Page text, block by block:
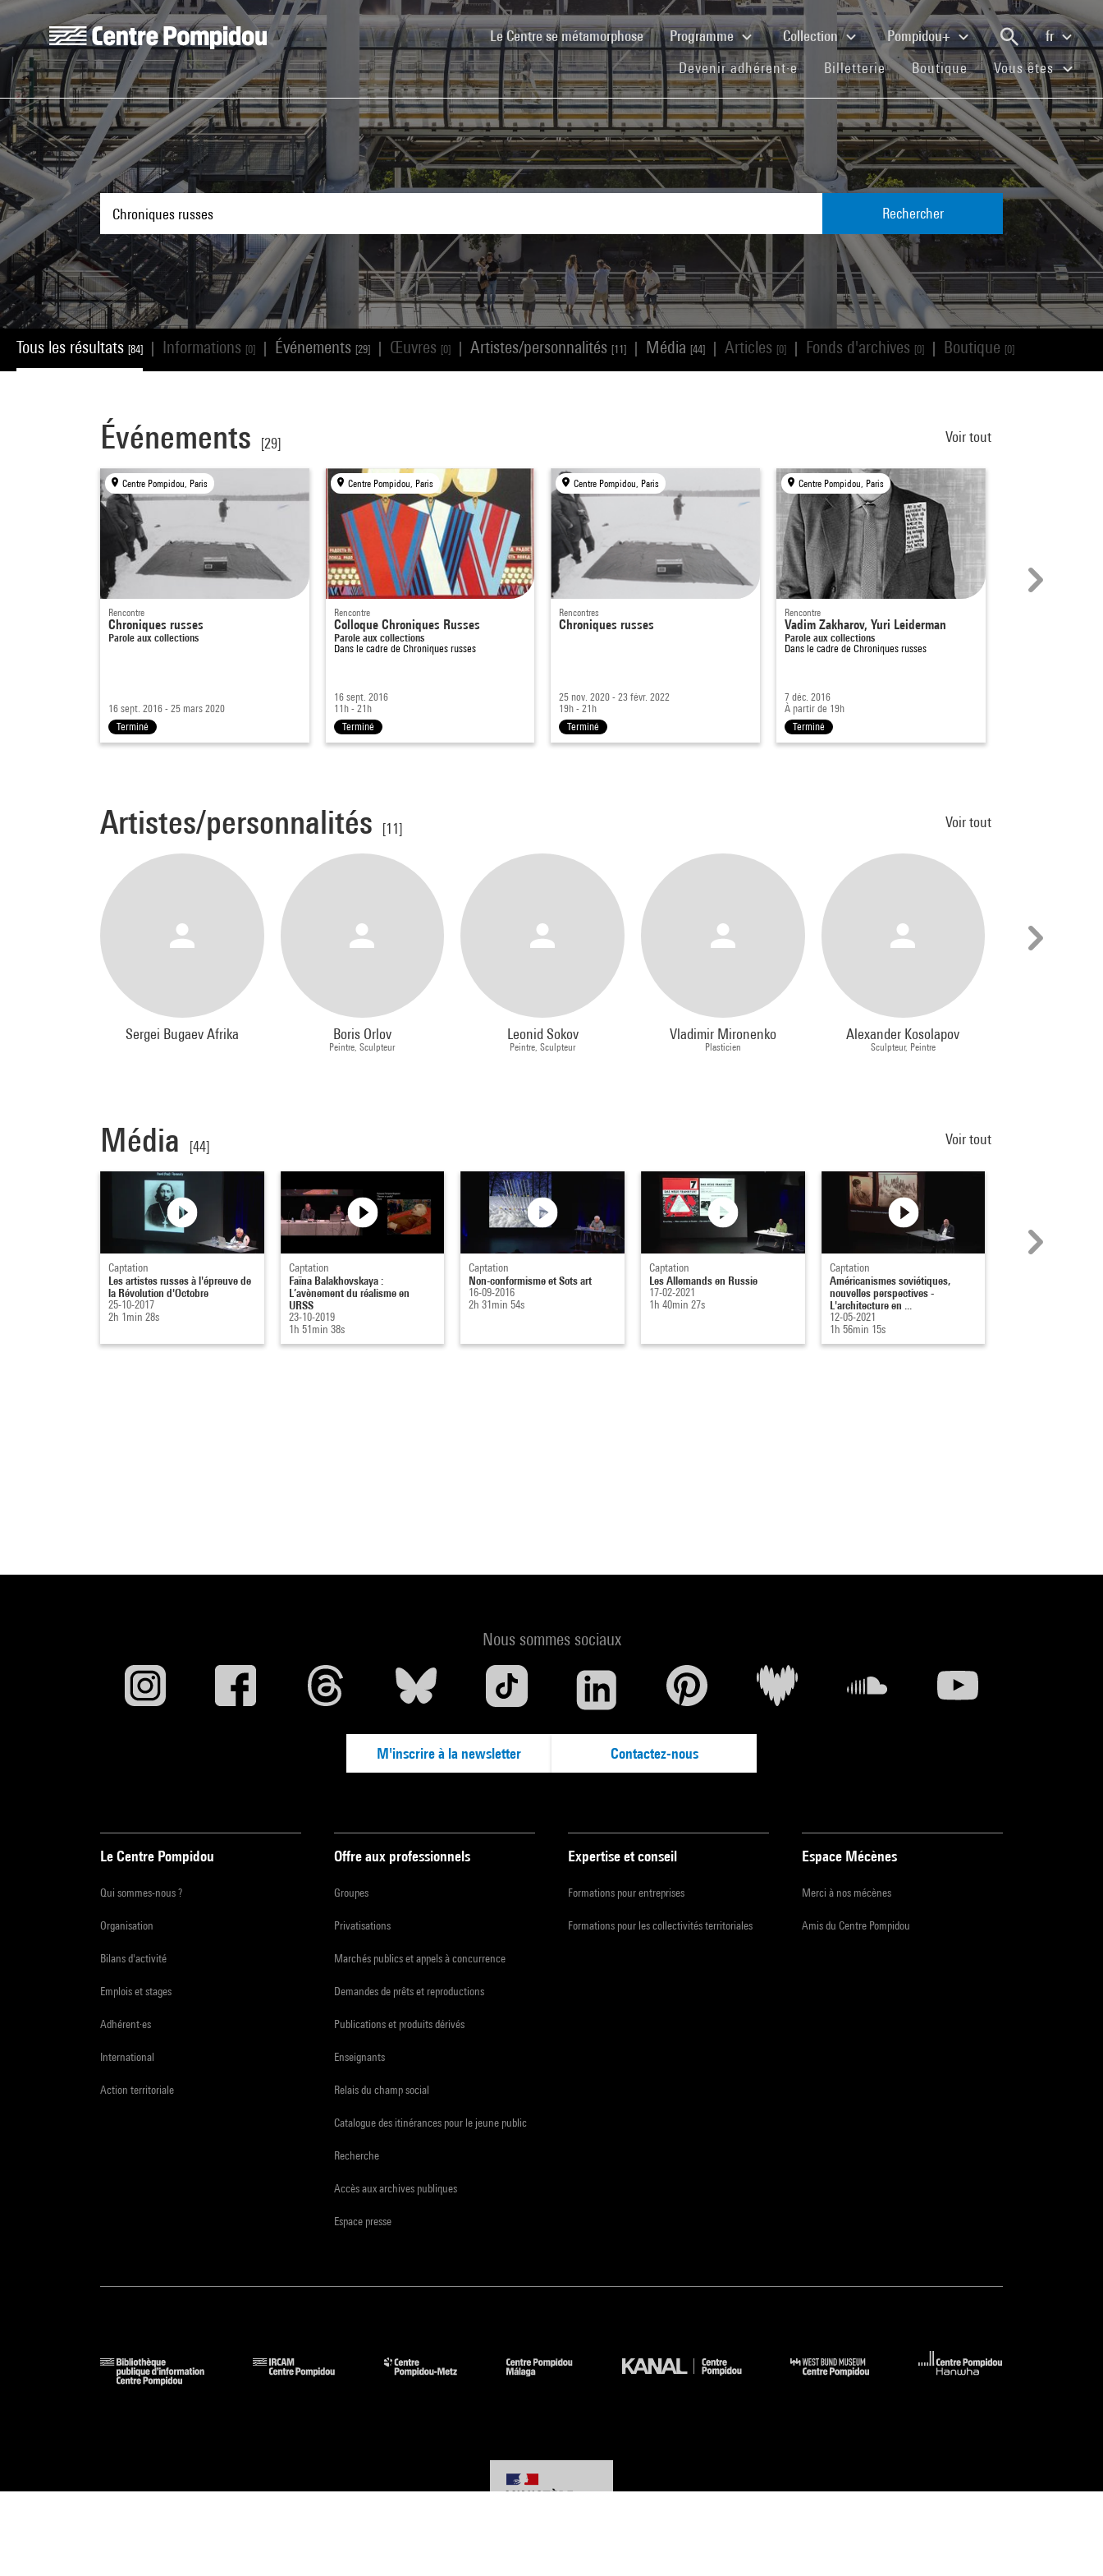
Aller au contenu principal
Centre Pompidou
Le Centre se métamorphose(current)Programme Collection Pompidou+
fr
Devenir adhérent·e(current)Billetterie(current)Boutique(current)Vous êtes
Rechercher
Tous les résultats [84] Informations [0] Événements [29] Œuvres [0] Artistes/personnalités [11] Média [44] Articles [0] Fonds d'archives [0] Boutique [0]
Événements [29] Voir tout
Centre Pompidou, Paris
Rencontre
Chroniques russes
Parole aux collections
16 sept. 2016 - 25 mars 2020
Terminé
Centre Pompidou, Paris
Rencontre
Colloque Chroniques Russes
Parole aux collections
Dans le cadre de Chroniques russes
16 sept. 2016
11h - 21h
Terminé
Centre Pompidou, Paris
Rencontres
Chroniques russes
25 nov. 2020 - 23 févr. 2022
19h - 21h
Terminé
Centre Pompidou, Paris
Rencontre
Vadim Zakharov, Yuri Leiderman
Parole aux collections
Dans le cadre deChroniques russes
7 déc. 2016
À partir de 19h
Terminé
Artistes/personnalités [11] Voir tout
Sergei Bugaev Afrika Boris Orlov
Peintre, Sculpteur
Leonid Sokov
Peintre, Sculpteur
Vladimir Mironenko
Plasticien
Alexander Kosolapov
Sculpteur, Peintre
Média [44] Voir tout
Captation
Les artistes russes à l'épreuve de
la Révolution d'Octobre
25-10-2017
2h 1min 28s
Captation
Faïna Balakhovskaya :
L’avènement du réalisme en
URSS
23-10-2019
1h 51min 38s
Captation
Non-conformisme et Sots art
16-09-2016
2h 31min 54s
Captation
Les Allemands en Russie
17-02-2021
1h 40min 27s
Captation
Américanismes soviétiques,
nouvelles perspectives -
L'architecture en ...
12-05-2021
1h 56min 15s
Nous sommes sociaux
M'inscrire à la newsletter Contactez-nous
Le Centre Pompidou
Qui sommes-nous ?
Organisation
Bilans d'activité
Emplois et stages
Adhérent·es
International
Action territoriale
Offre aux professionnels
Groupes
Privatisations
Marchés publics et appels à concurrence
Demandes de prêts et reproductions
Publications et produits dérivés
Enseignants
Relais du champ social
Catalogue des itinérances pour le jeune public
Recherche
Accès aux archives publiques
Espace presse
Expertise et conseil
Formations pour entreprises
Formations pour les collectivités territoriales
Espace Mécènes
Merci à nos mécènes
Amis du Centre Pompidou